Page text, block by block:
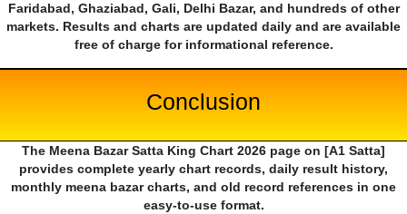
Faridabad, Ghaziabad, Gali, Delhi Bazar, and hundreds of other
markets. Results and charts are updated daily and are available
free of charge for informational reference.
Conclusion
The Meena Bazar Satta King Chart 2026 page on [A1 Satta]
provides complete yearly chart records, daily result history,
monthly meena bazar charts, and old record references in one
easy-to-use format.